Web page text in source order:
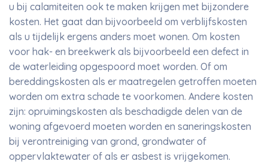
u bij calamiteiten ook te maken krijgen met bijzondere
kosten. Het gaat dan bijvoorbeeld om verblijfskosten
als u tijdelijk ergens anders moet wonen. Om kosten
voor hak- en breekwerk als bijvoorbeeld een defect in
de waterleiding opgespoord moet worden. Of om
bereddingskosten als er maatregelen getroffen moeten
worden om extra schade te voorkomen. Andere kosten
zijn: opruimingskosten als beschadigde delen van de
woning afgevoerd moeten worden en saneringskosten
bij verontreiniging van grond, grondwater of
oppervlaktewater of als er asbest is vrijgekomen.